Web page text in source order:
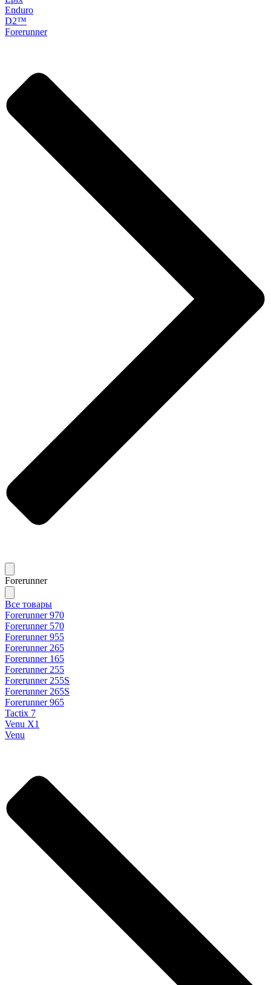
Enduro
D2™
Forerunner
Forerunner
Все товары
Forerunner 970
Forerunner 570
Forerunner 955
Forerunner 265
Forerunner 165
Forerunner 255
Forerunner 255S
Forerunner 265S
Forerunner 965
Tactix 7
Venu X1
Venu